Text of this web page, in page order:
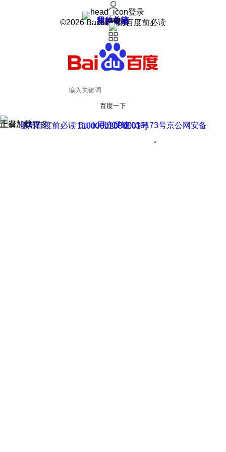
登录
我的关注
我的收藏
皮肤中心
用户反馈
设置
©2026 Baidu 使用百度前必读
百度一下
正在加载
上滑加载更多 用户反馈
使用百度前必读 Baidu 京ICP证030173号
京公网安备11000002000001号